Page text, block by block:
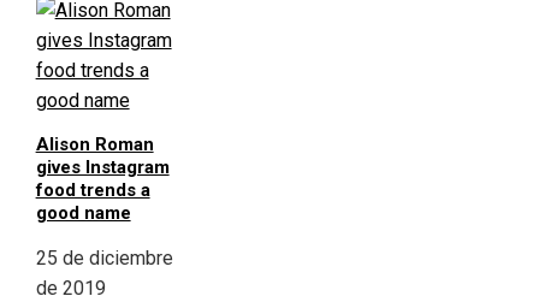
Alison Roman
gives Instagram
food trends a
good name
25 de diciembre
de 2019